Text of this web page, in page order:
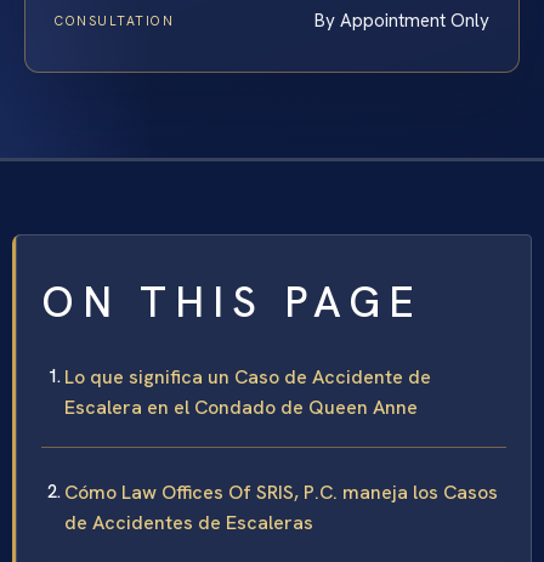
CONSULTATION By Appointment Only
ON THIS PAGE
Lo que significa un Caso de Accidente de
Escalera en el Condado de Queen Anne
Cómo Law Offices Of SRIS, P.C. maneja los Casos
de Accidentes de Escaleras